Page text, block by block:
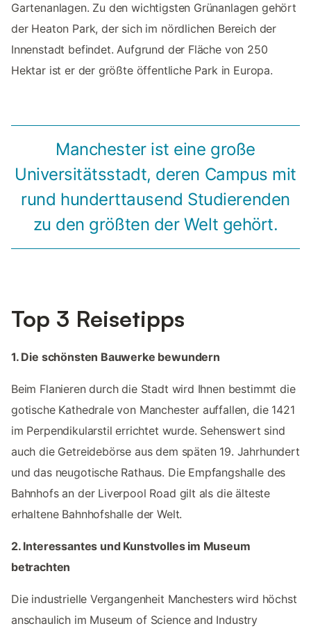
Gartenanlagen. Zu den wichtigsten Grünanlagen gehört
der Heaton Park, der sich im nördlichen Bereich der
Innenstadt befindet. Aufgrund der Fläche von 250
Hektar ist er der größte öffentliche Park in Europa.
Manchester ist eine große
Universitätsstadt, deren Campus mit
rund hunderttausend Studierenden
zu den größten der Welt gehört.
Top 3 Reisetipps
1. Die schönsten Bauwerke bewundern
Beim Flanieren durch die Stadt wird Ihnen bestimmt die
gotische Kathedrale von Manchester auffallen, die 1421
im Perpendikularstil errichtet wurde. Sehenswert sind
auch die Getreidebörse aus dem späten 19. Jahrhundert
und das neugotische Rathaus. Die Empfangshalle des
Bahnhofs an der Liverpool Road gilt als die älteste
erhaltene Bahnhofshalle der Welt.
2. Interessantes und Kunstvolles im Museum
betrachten
Die industrielle Vergangenheit Manchesters wird höchst
anschaulich im Museum of Science and Industry